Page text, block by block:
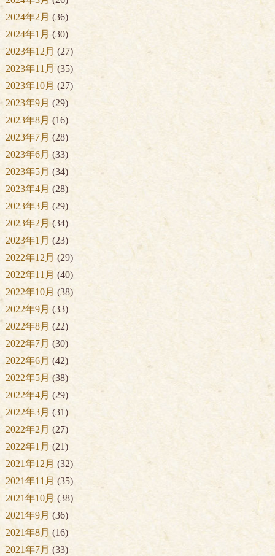
2024年2月 (36)
2024年1月 (30)
2023年12月 (27)
2023年11月 (35)
2023年10月 (27)
2023年9月 (29)
2023年8月 (16)
2023年7月 (28)
2023年6月 (33)
2023年5月 (34)
2023年4月 (28)
2023年3月 (29)
2023年2月 (34)
2023年1月 (23)
2022年12月 (29)
2022年11月 (40)
2022年10月 (38)
2022年9月 (33)
2022年8月 (22)
2022年7月 (30)
2022年6月 (42)
2022年5月 (38)
2022年4月 (29)
2022年3月 (31)
2022年2月 (27)
2022年1月 (21)
2021年12月 (32)
2021年11月 (35)
2021年10月 (38)
2021年9月 (36)
2021年8月 (16)
2021年7月 (33)